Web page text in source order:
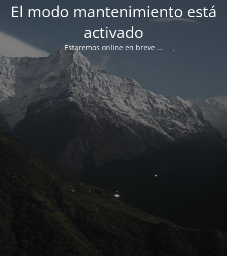
El modo mantenimiento está
activado
Estaremos online en breve ...